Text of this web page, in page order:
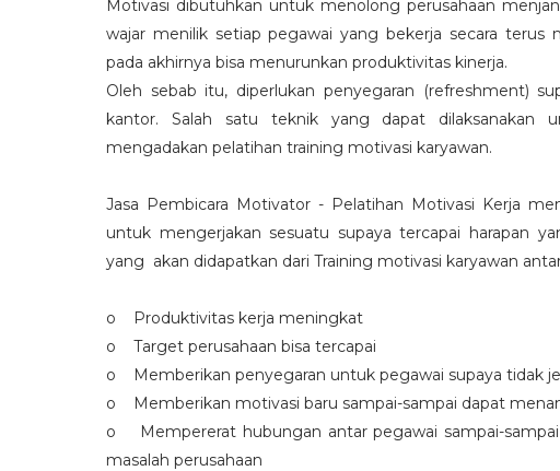
Motivasi dibutuhkan untuk menolong perusahaan
wajar menilik setiap pegawai yang bekerja secara terus
pada akhirnya bisa menurunkan produktivitas kinerja.
Oleh sebab itu, diperlukan penyegaran (refreshment)
kantor. Salah satu teknik yang dapat dilaksanakan
mengadakan pelatihan training motivasi karyawan.
Jasa Pembicara Motivator - Pelatihan Motivasi Kerja
untuk mengerjakan sesuatu supaya tercapai harapan
yang akan didapatkan dari Training motivasi karyawan
o Produktivitas kerja meningkat
o Target perusahaan bisa tercapai
o Memberikan penyegaran untuk pegawai supaya tidak
o Memberikan motivasi baru sampai-sampai dapat
o Mempererat hubungan antar pegawai sampai-
masalah perusahaan